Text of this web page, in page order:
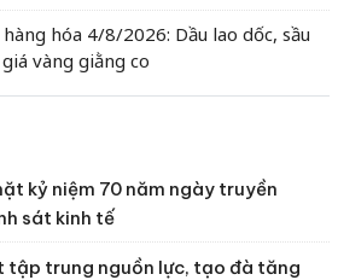
hóa 4/8/2026: Dầu lao dốc, sầu
vàng giằng co
kỷ niệm 70 năm ngày truyền
sát kinh tế
tập trung nguồn lực, tạo đà tăng